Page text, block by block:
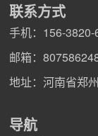
联系方式
手机： 156-3820-
邮箱：
地址：河南省郑
导航